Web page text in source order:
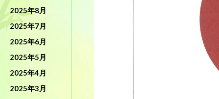
2025年8月
2025年7月
2025年6月
2025年5月
2025年4月
2025年3月